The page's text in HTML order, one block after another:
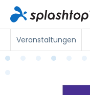
Veranstaltungen